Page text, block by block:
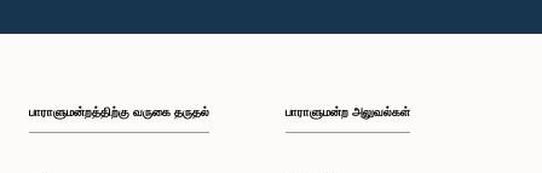
கௌரவ (திருமதி) மஞ்சுலா திசாநாயக, பா.உ.
பாராளுமன்றத்திற்கு வருகை தருதல் பாராளுமன்ற அலுவல்கள்